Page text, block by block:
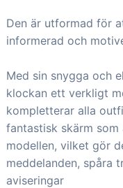
Den är utformad för
informerad och
Med sin snygga och
klockan ett verkligt
kompletterar alla
fantastisk skärm
modellen, vilket gör
meddelanden, spåra
aviseringar